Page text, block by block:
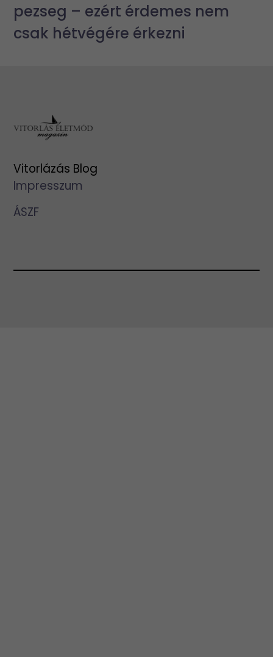
pezseg – ezért érdemes nem
csak hétvégére érkezni
Vitorlázás Blog
Impresszum
ÁSZF